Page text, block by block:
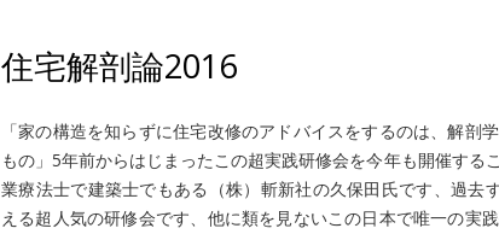
住宅解剖論2016
「家の構造を知らずに住宅改修のアドバイスをするのは、解剖
もの」5年前からはじまったこの超実践研修会を今年も開催する
業療法士で建築士でもある（株）斬新社の久保田氏です、過去
える超人気の研修会です、他に類を見ないこの日本で唯一の実